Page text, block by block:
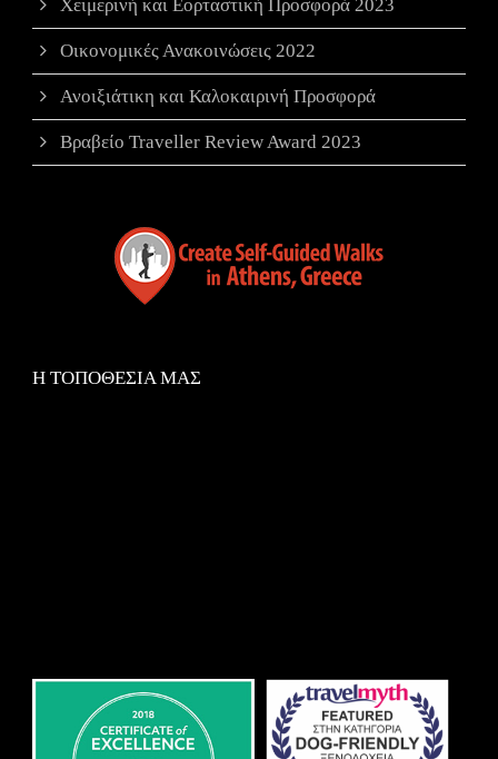
Χειμερινή και Εορταστική Προσφορά 2023
Οικονομικές Ανακοινώσεις 2022
Ανοιξιάτικη και Καλοκαιρινή Προσφορά
Βραβείο Traveller Review Award 2023
Η ΤΟΠΟΘΕΣΙΑ ΜΑΣ